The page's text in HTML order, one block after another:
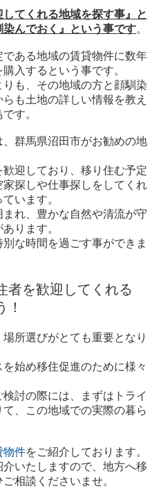
てくれる地域を探す事』と
染んでおく』という事です。
ある地域の賃貸物件に数年
入するという事です。
も、その地域の方と顔馴染
も土地の詳しい情報を教え
す。
群馬県沼田市がお勧めの地
迎しており、移り住む予定
探しや仕事探しをしてくれ
います。
れ、豊かな自然や清流が守
ります。
な時間を過ごす事ができま
者を歓迎してくれる
所選びがとても重要となり
始め移住促進のために様々
討の際には、まずはトライ
、この地域での実際の暮ら
物件をご紹介しております。
いたしますので、地方へ移
相談くださいませ。